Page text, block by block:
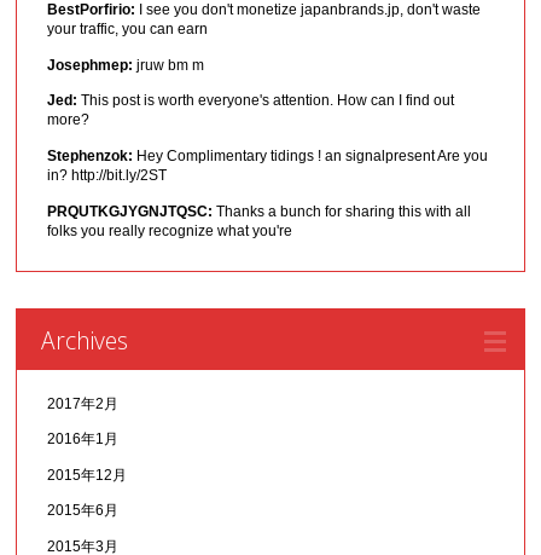
BestPorfirio:
I see you don't monetize japanbrands.jp, don't waste
your traffic, you can earn
Josephmep: jruw bm m
Jed: This post is worth everyone's attention. How can I find out
more?
Stephenzok: Hey Complimentary tidings ! an signalpresent Are you
in? http://bit.ly/2ST
PRQUTKGJYGNJTQSC: Thanks a bunch for sharing this with all
folks you really recognize what you're
Archives
2017年2月
2016年1月
2015年12月
2015年6月
2015年3月